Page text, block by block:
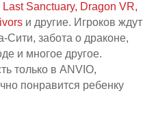
Last Sanctuary, Dragon VR,
и другие. Игроков ждут
Сити, забота о драконе,
и многое другое.
только в ANVIO,
понравится ребенку